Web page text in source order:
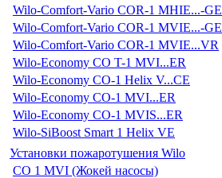
Wilo-Comfort-Vario COR-1 MHIE...-GE
Wilo-Comfort-Vario COR-1 MVIE...-GE
Wilo-Comfort-Vario COR-1 MVIE...VR
Wilo-Economy CO T-1 MVI...ER
Wilo-Economy CO-1 Helix V...CE
Wilo-Economy CO-1 MVI...ER
Wilo-Economy CO-1 MVIS...ER
Wilo-SiBoost Smart 1 Helix VE
Установки пожаротушения Wilo
CO 1 MVI (Жокей насосы)